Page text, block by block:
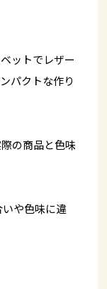
ットでレザー
パクトな作り
の商品と色味
や色味に違